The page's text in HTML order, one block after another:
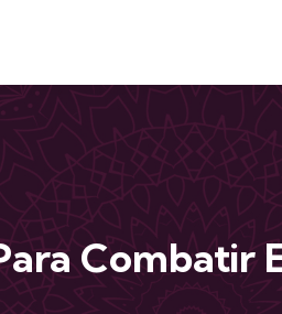
Combatir